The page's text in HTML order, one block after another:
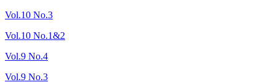
Vol.10 No.3
Vol.10 No.1&2
Vol.9 No.4
Vol.9 No.3